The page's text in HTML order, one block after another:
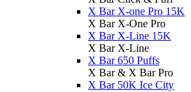
X Bar X-one Pro 15K
X Bar X-One Pro
X Bar X-Line 15K
X Bar X-Line
X Bar 650 Puffs
X Bar & X Bar Pro
X Bar 50K Ice City